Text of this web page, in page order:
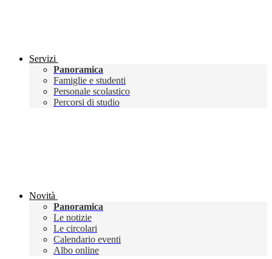
Servizi
Panoramica
Famiglie e studenti
Personale scolastico
Percorsi di studio
Novità
Panoramica
Le notizie
Le circolari
Calendario eventi
Albo online